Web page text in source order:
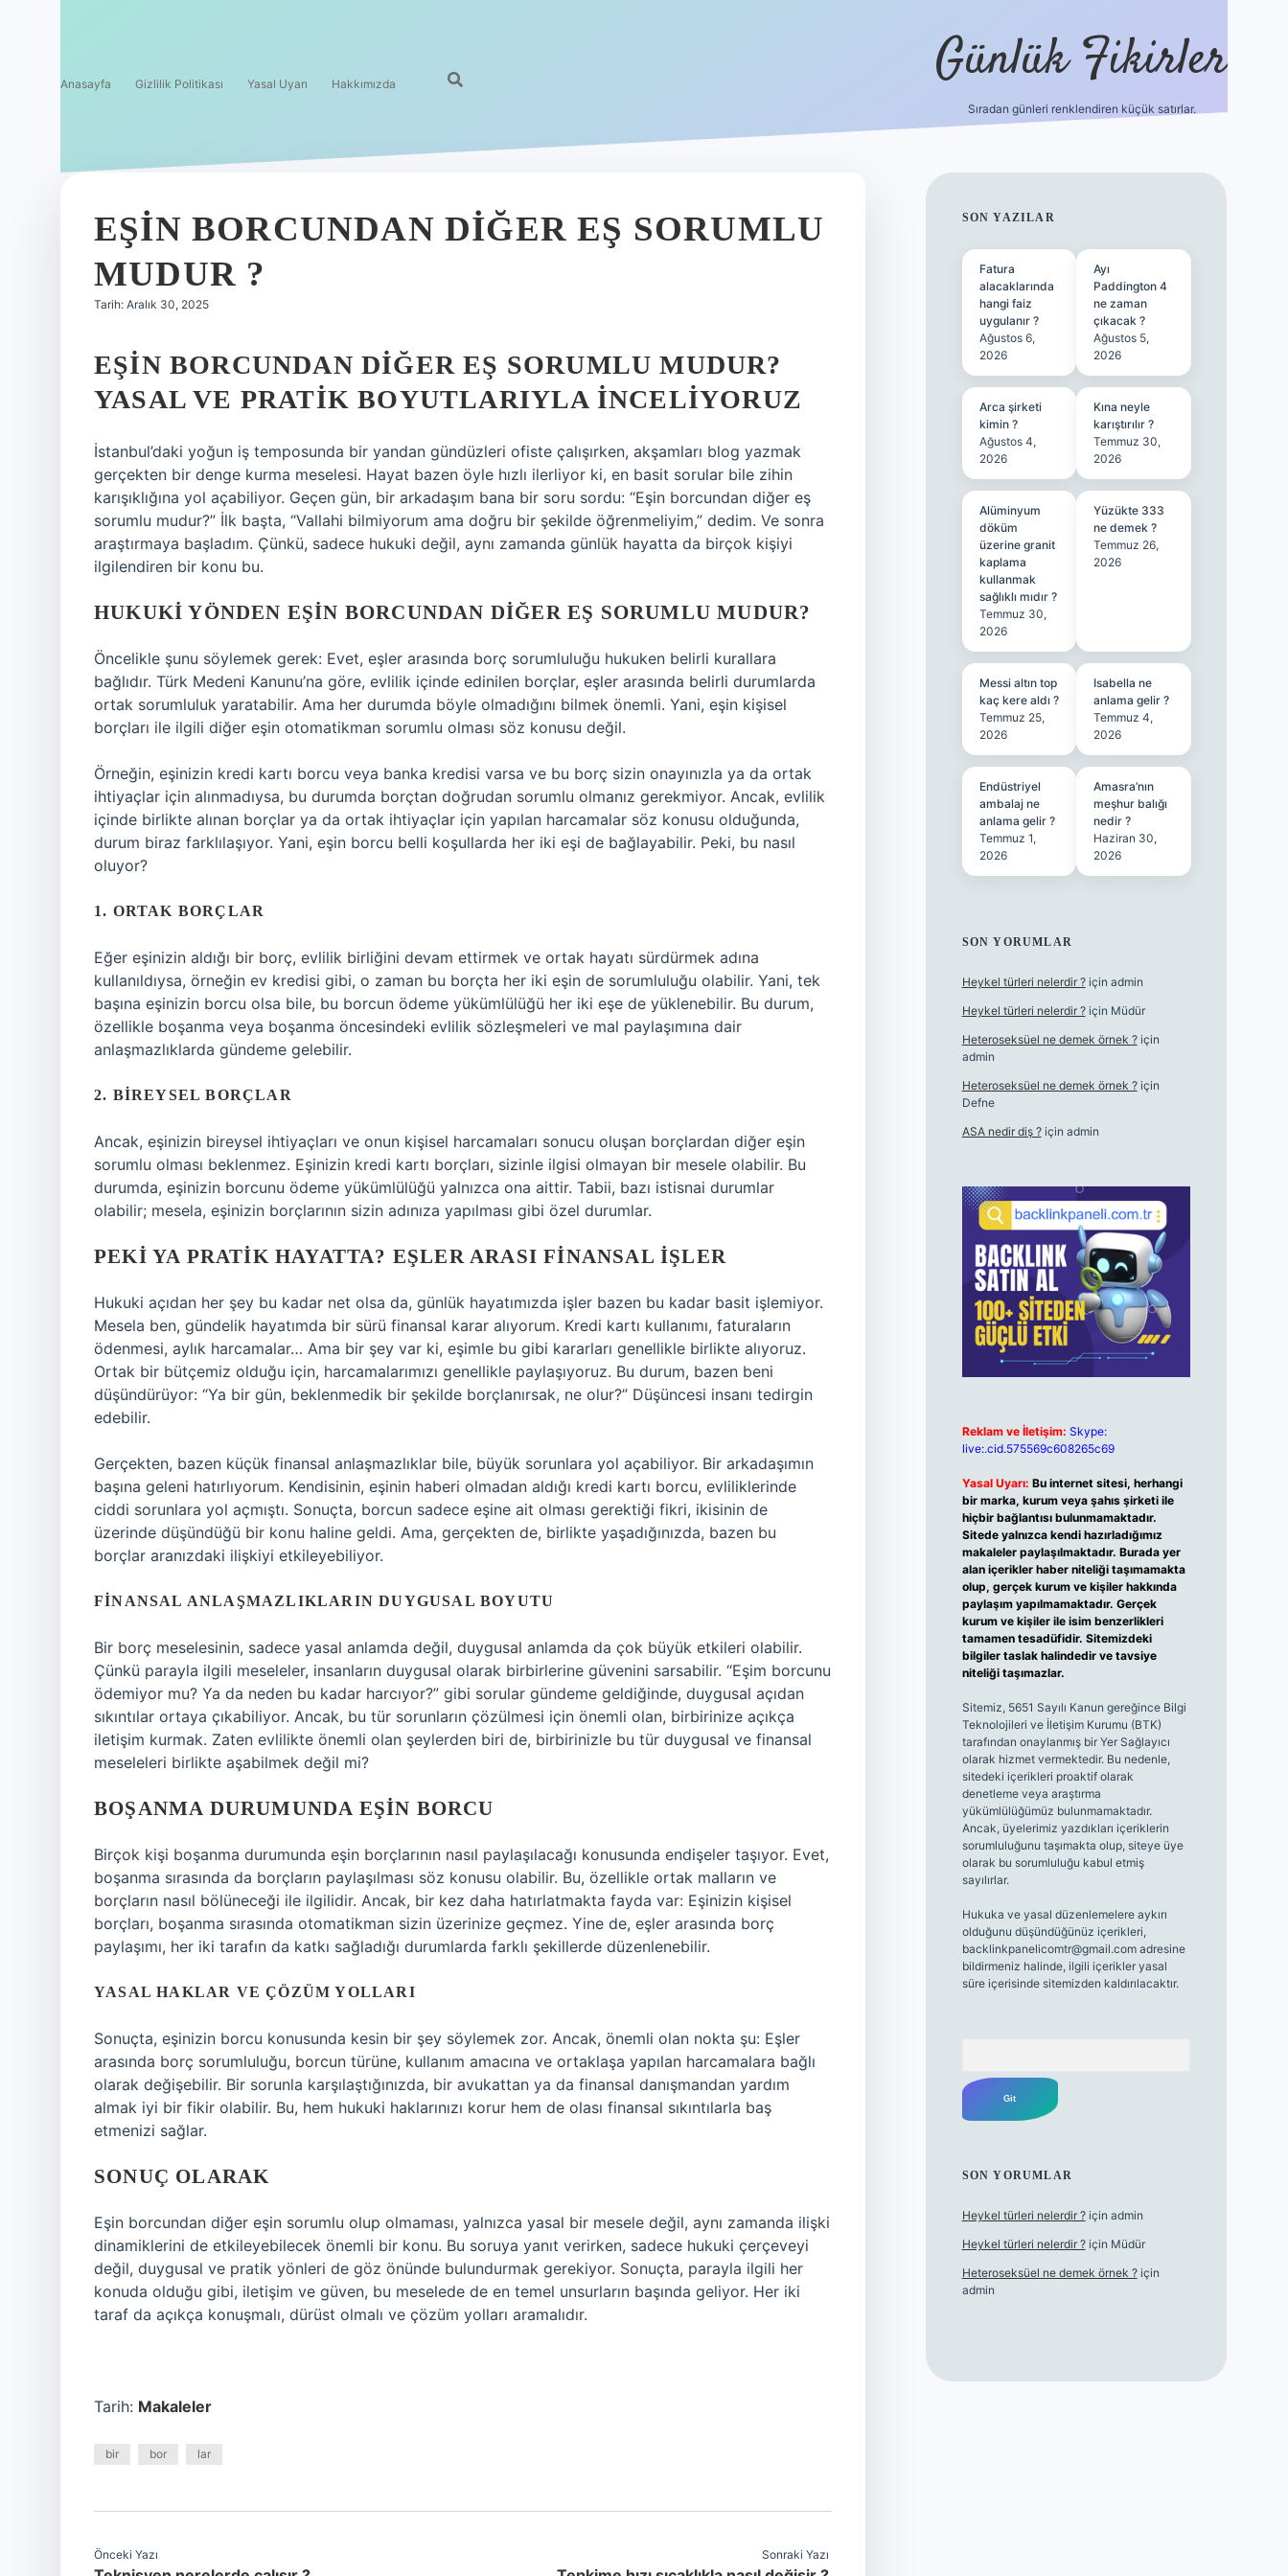
Anasayfa Gizlilik Politikası Yasal Uyarı Hakkımızda Günlük Fikirler
Sıradan günleri renklendiren küçük satırlar.
EŞIN BORCUNDAN DIĞER EŞ SORUMLU
MUDUR ?
Tarih: Aralık 30, 2025
EŞIN BORCUNDAN DIĞER EŞ SORUMLU MUDUR?
YASAL VE PRATIK BOYUTLARIYLA İNCELIYORUZ
İstanbul’daki yoğun iş temposunda bir yandan gündüzleri ofiste çalışırken, akşamları blog yazmak
gerçekten bir denge kurma meselesi. Hayat bazen öyle hızlı ilerliyor ki, en basit sorular bile zihin
karışıklığına yol açabiliyor. Geçen gün, bir arkadaşım bana bir soru sordu: “Eşin borcundan diğer eş
sorumlu mudur?” İlk başta, “Vallahi bilmiyorum ama doğru bir şekilde öğrenmeliyim,” dedim. Ve sonra
araştırmaya başladım. Çünkü, sadece hukuki değil, aynı zamanda günlük hayatta da birçok kişiyi
ilgilendiren bir konu bu.
HUKUKI YÖNDEN EŞIN BORCUNDAN DIĞER EŞ SORUMLU MUDUR?
Öncelikle şunu söylemek gerek: Evet, eşler arasında borç sorumluluğu hukuken belirli kurallara
bağlıdır. Türk Medeni Kanunu’na göre, evlilik içinde edinilen borçlar, eşler arasında belirli durumlarda
ortak sorumluluk yaratabilir. Ama her durumda böyle olmadığını bilmek önemli. Yani, eşin kişisel
borçları ile ilgili diğer eşin otomatikman sorumlu olması söz konusu değil.
Örneğin, eşinizin kredi kartı borcu veya banka kredisi varsa ve bu borç sizin onayınızla ya da ortak
ihtiyaçlar için alınmadıysa, bu durumda borçtan doğrudan sorumlu olmanız gerekmiyor. Ancak, evlilik
içinde birlikte alınan borçlar ya da ortak ihtiyaçlar için yapılan harcamalar söz konusu olduğunda,
durum biraz farklılaşıyor. Yani, eşin borcu belli koşullarda her iki eşi de bağlayabilir. Peki, bu nasıl
oluyor?
1. ORTAK BORÇLAR
Eğer eşinizin aldığı bir borç, evlilik birliğini devam ettirmek ve ortak hayatı sürdürmek adına
kullanıldıysa, örneğin ev kredisi gibi, o zaman bu borçta her iki eşin de sorumluluğu olabilir. Yani, tek
başına eşinizin borcu olsa bile, bu borcun ödeme yükümlülüğü her iki eşe de yüklenebilir. Bu durum,
özellikle boşanma veya boşanma öncesindeki evlilik sözleşmeleri ve mal paylaşımına dair
anlaşmazlıklarda gündeme gelebilir.
2. BIREYSEL BORÇLAR
Ancak, eşinizin bireysel ihtiyaçları ve onun kişisel harcamaları sonucu oluşan borçlardan diğer eşin
sorumlu olması beklenmez. Eşinizin kredi kartı borçları, sizinle ilgisi olmayan bir mesele olabilir. Bu
durumda, eşinizin borcunu ödeme yükümlülüğü yalnızca ona aittir. Tabii, bazı istisnai durumlar
olabilir; mesela, eşinizin borçlarının sizin adınıza yapılması gibi özel durumlar.
PEKI YA PRATIK HAYATTA? EŞLER ARASI FINANSAL İŞLER
Hukuki açıdan her şey bu kadar net olsa da, günlük hayatımızda işler bazen bu kadar basit işlemiyor.
Mesela ben, gündelik hayatımda bir sürü finansal karar alıyorum. Kredi kartı kullanımı, faturaların
ödenmesi, aylık harcamalar… Ama bir şey var ki, eşimle bu gibi kararları genellikle birlikte alıyoruz.
Ortak bir bütçemiz olduğu için, harcamalarımızı genellikle paylaşıyoruz. Bu durum, bazen beni
düşündürüyor: “Ya bir gün, beklenmedik bir şekilde borçlanırsak, ne olur?” Düşüncesi insanı tedirgin
edebilir.
Gerçekten, bazen küçük finansal anlaşmazlıklar bile, büyük sorunlara yol açabiliyor. Bir arkadaşımın
başına geleni hatırlıyorum. Kendisinin, eşinin haberi olmadan aldığı kredi kartı borcu, evliliklerinde
ciddi sorunlara yol açmıştı. Sonuçta, borcun sadece eşine ait olması gerektiği fikri, ikisinin de
üzerinde düşündüğü bir konu haline geldi. Ama, gerçekten de, birlikte yaşadığınızda, bazen bu
borçlar aranızdaki ilişkiyi etkileyebiliyor.
FINANSAL ANLAŞMAZLIKLARIN DUYGUSAL BOYUTU
Bir borç meselesinin, sadece yasal anlamda değil, duygusal anlamda da çok büyük etkileri olabilir.
Çünkü parayla ilgili meseleler, insanların duygusal olarak birbirlerine güvenini sarsabilir. “Eşim borcunu
ödemiyor mu? Ya da neden bu kadar harcıyor?” gibi sorular gündeme geldiğinde, duygusal açıdan
sıkıntılar ortaya çıkabiliyor. Ancak, bu tür sorunların çözülmesi için önemli olan, birbirinize açıkça
iletişim kurmak. Zaten evlilikte önemli olan şeylerden biri de, birbirinizle bu tür duygusal ve finansal
meseleleri birlikte aşabilmek değil mi?
BOŞANMA DURUMUNDA EŞIN BORCU
Birçok kişi boşanma durumunda eşin borçlarının nasıl paylaşılacağı konusunda endişeler taşıyor. Evet,
boşanma sırasında da borçların paylaşılması söz konusu olabilir. Bu, özellikle ortak malların ve
borçların nasıl bölüneceği ile ilgilidir. Ancak, bir kez daha hatırlatmakta fayda var: Eşinizin kişisel
borçları, boşanma sırasında otomatikman sizin üzerinize geçmez. Yine de, eşler arasında borç
paylaşımı, her iki tarafın da katkı sağladığı durumlarda farklı şekillerde düzenlenebilir.
YASAL HAKLAR VE ÇÖZÜM YOLLARI
Sonuçta, eşinizin borcu konusunda kesin bir şey söylemek zor. Ancak, önemli olan nokta şu: Eşler
arasında borç sorumluluğu, borcun türüne, kullanım amacına ve ortaklaşa yapılan harcamalara bağlı
olarak değişebilir. Bir sorunla karşılaştığınızda, bir avukattan ya da finansal danışmandan yardım
almak iyi bir fikir olabilir. Bu, hem hukuki haklarınızı korur hem de olası finansal sıkıntılarla baş
etmenizi sağlar.
SONUÇ OLARAK
Eşin borcundan diğer eşin sorumlu olup olmaması, yalnızca yasal bir mesele değil, aynı zamanda ilişki
dinamiklerini de etkileyebilecek önemli bir konu. Bu soruya yanıt verirken, sadece hukuki çerçeveyi
değil, duygusal ve pratik yönleri de göz önünde bulundurmak gerekiyor. Sonuçta, parayla ilgili her
konuda olduğu gibi, iletişim ve güven, bu meselede de en temel unsurların başında geliyor. Her iki
taraf da açıkça konuşmalı, dürüst olmalı ve çözüm yolları aramalıdır.
Tarih: Makaleler
bir bor lar
Önceki Yazı Sonraki Yazı
SIDEBAR
SON YAZILAR
Fatura
alacaklarında
hangi faiz
uygulanır ?
Ağustos 6,
2026
Ayı
Paddington 4
ne zaman
çıkacak ?
Ağustos 5,
2026
Arca şirketi
kimin ?
Ağustos 4,
2026
Kına neyle
karıştırılır ?
Temmuz 30,
2026
Alüminyum
döküm
üzerine granit
kaplama
kullanmak
sağlıklı mıdır ?
Temmuz 30,
2026
Yüzükte 333
ne demek ?
Temmuz 26,
2026
Messi altın top
kaç kere aldı ?
Temmuz 25,
2026
Isabella ne
anlama gelir ?
Temmuz 4,
2026
Endüstriyel
ambalaj ne
anlama gelir ?
Temmuz 1,
2026
Amasra’nın
meşhur balığı
nedir ?
Haziran 30,
2026
SON YORUMLAR
Heykel türleri nelerdir ?için admin
Heykel türleri nelerdir ?için Müdür
Heteroseksüel ne demek örnek ?için
admin
Heteroseksüel ne demek örnek ?için
Defne
ASA nedir diş ?için admin
Reklam ve İletişim: Skype:
live:.cid.575569c608265c69
Yasal Uyarı: Bu internet sitesi, herhangi
bir marka, kurum veya şahıs şirketi ile
hiçbir bağlantısı bulunmamaktadır.
Sitede yalnızca kendi hazırladığımız
makaleler paylaşılmaktadır. Burada yer
alan içerikler haber niteliği taşımamakta
olup, gerçek kurum ve kişiler hakkında
paylaşım yapılmamaktadır. Gerçek
kurum ve kişiler ile isim benzerlikleri
tamamen tesadüfidir. Sitemizdeki
bilgiler taslak halindedir ve tavsiye
niteliği taşımazlar.
Sitemiz, 5651 Sayılı Kanun gereğince Bilgi
Teknolojileri ve İletişim Kurumu (BTK)
tarafından onaylanmış bir Yer Sağlayıcı
olarak hizmet vermektedir. Bu nedenle,
sitedeki içerikleri proaktif olarak
denetleme veya araştırma
yükümlülüğümüz bulunmamaktadır.
Ancak, üyelerimiz yazdıkları içeriklerin
sorumluluğunu taşımakta olup, siteye üye
olarak bu sorumluluğu kabul etmiş
sayılırlar.
Hukuka ve yasal düzenlemelere aykırı
olduğunu düşündüğünüz içerikleri,
backlinkpanelicomtr@gmail.comadresine
bildirmeniz halinde, ilgili içerikler yasal
süre içerisinde sitemizden kaldırılacaktır.
SON YORUMLAR
Heykel türleri nelerdir ?için admin
Heykel türleri nelerdir ?için Müdür
Heteroseksüel ne demek örnek ?için
admin
ilbet güncel giriş